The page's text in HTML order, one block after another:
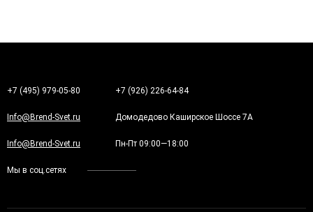
+7 (495) 979-05-80 +7 (926) 226-64-84
Info@Brend-Svet.ru Домодедово Каширское Шоссе 7А
Info@Brend-Svet.ru Пн-Пт 09:00—18:00
Мы в соц.сетях